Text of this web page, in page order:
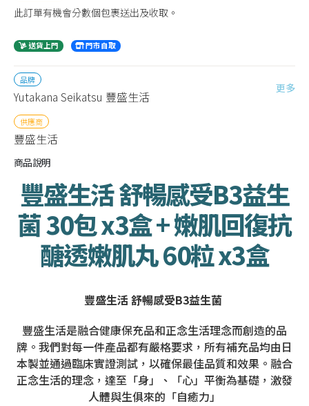
此訂單有機會分數個包裹送出及收取。
送貨上門 門市自取
品牌
Yutakana Seikatsu 豐盛生活
更多
供應商
豐盛生活
商品說明
豐盛生活 舒暢感受B3益生
菌 30包 x3盒 + 嫩肌回復抗
醣透嫩肌丸 60粒 x3盒
豐盛生活 舒暢感受B3益生菌
豐盛生活是融合健康保充品和正念生活理念而創造的品
牌。我們對每一件產品都有嚴格要求，所有補充品均由日
本製並通過臨床實證測試，以確保最佳品質和效果。融合
正念生活的理念，達至「身」、「心」平衡為基礎，激發
人體與生俱來的「自癒力」